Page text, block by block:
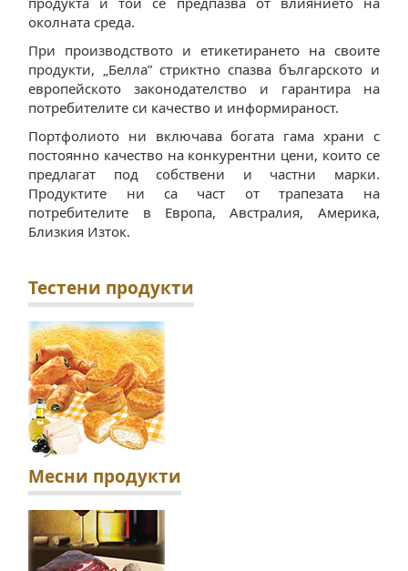
околната среда.
При производството и етикетирането на своите
продукти, „Белла” стриктно спазва българското и
европейското законодателство и гарантира на
потребителите си качество и информираност.
Портфолиото ни включава богата гама храни с
постоянно качество на конкурентни цени, които се
предлагат под собствени и частни марки.
Продуктите ни са част от трапезата на
потребителите в Европа, Австралия, Америка,
Близкия Изток.
Тестени продукти
Месни продукти